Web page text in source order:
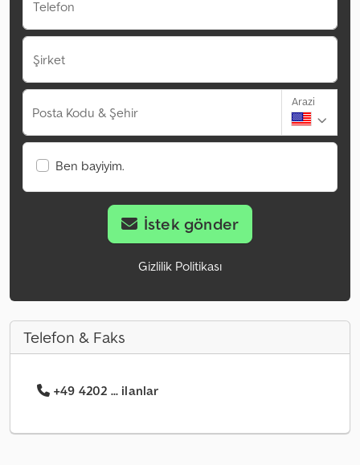
Telefon
Şirket
Posta Kodu & Şehir
Arazi
Ben bayiyim.
İstek gönder
Gizlilik Politikası
Telefon & Faks
+49 4202 ... ilanlar